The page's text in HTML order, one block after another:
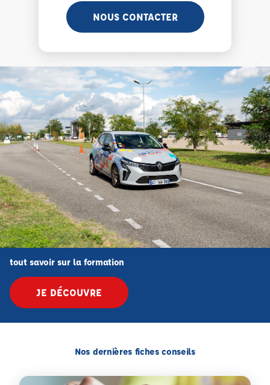
NOUS CONTACTER
tout savoir sur la formation
JE DÉCOUVRE
Nos dernières fiches conseils